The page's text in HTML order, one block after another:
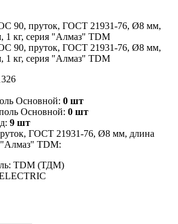
Основной: 0 шт
Основной: 0 шт
9 шт
ГОСТ 21931-76, Ø8 мм, длина
"Алмаз" TDM:
TDM (ТДМ)